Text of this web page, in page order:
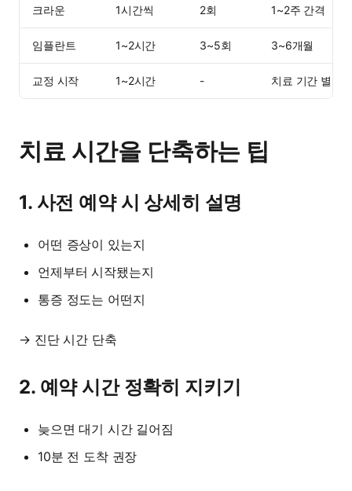
크라운 1시간씩 2회 1~2주 간격
임플란트 1~2시간 3~5회 3~6개월
교정 시작 1~2시간 - 치료 기간 별도
치료 시간을 단축하는 팁
1. 사전 예약 시 상세히 설명
어떤 증상이 있는지
언제부터 시작됐는지
통증 정도는 어떤지
→ 진단 시간 단축
2. 예약 시간 정확히 지키기
늦으면 대기 시간 길어짐
10분 전 도착 권장